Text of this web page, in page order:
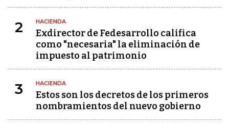
2 HACIENDA
Exdirector de Fedesarrollo califica
como "necesaria" la eliminación de
impuesto al patrimonio
3 HACIENDA
Estos son los decretos de los primeros
nombramientos del nuevo gobierno